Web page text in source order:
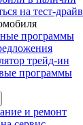
на тест-драйв
программы
трейд-ин
программы
и ремонт